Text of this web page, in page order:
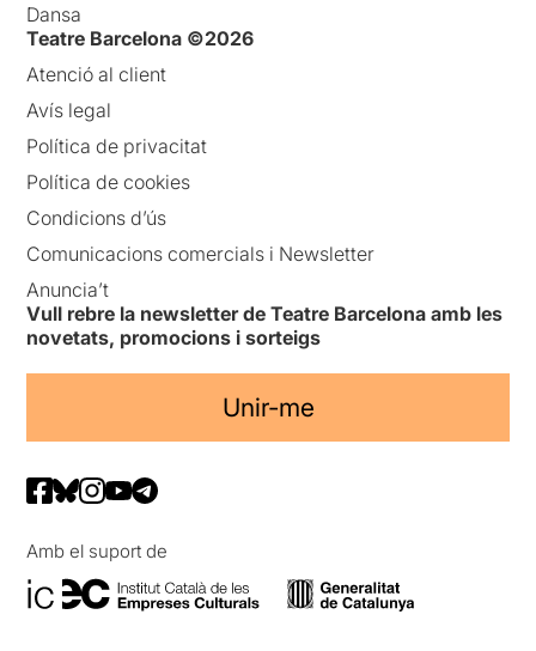
Dansa
Teatre Barcelona ©2026
Atenció al client
Avís legal
Política de privacitat
Política de cookies
Condicions d’ús
Comunicacions comercials i Newsletter
Anuncia’t
Vull rebre la newsletter de Teatre Barcelona amb les
novetats, promocions i sorteigs
Unir-me
Amb el suport de